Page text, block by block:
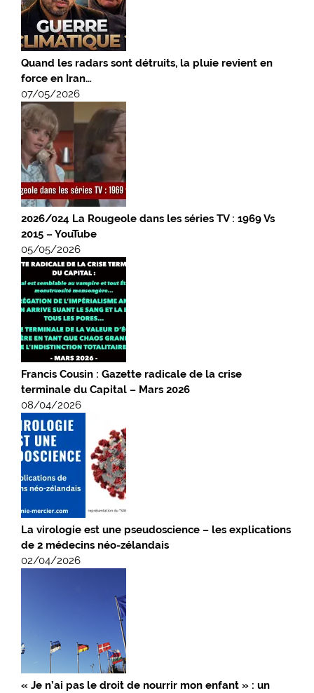
Quand les radars sont détruits, la pluie revient en
force en Iran…
07/05/2026
2026/024 La Rougeole dans les séries TV : 1969 Vs
2015 – YouTube
05/05/2026
Francis Cousin : Gazette radicale de la crise
terminale du Capital – Mars 2026
08/04/2026
La virologie est une pseudoscience – les explications
de 2 médecins néo-zélandais
02/04/2026
« Je n’ai pas le droit de nourrir mon enfant » : un